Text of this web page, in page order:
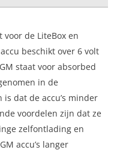
voor de LiteBox en
beschikt over 6 volt
staat voor absorbed
in de
dat de accu’s minder
voordelen zijn dat ze
zelfontlading en
accu’s langer